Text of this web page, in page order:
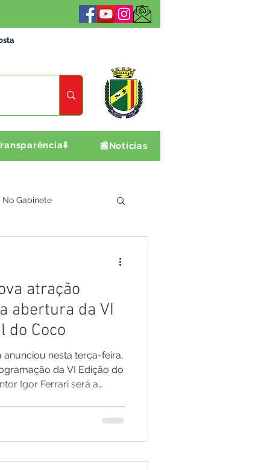
📰Notícias
No Gabinete
Campanhas
atração
abertura da VI
do Coco
anunciou nesta terça-feira,
da VI Edição do
Igor Ferrari será a
energia, ritmo e grandes
nomes em ascensão no